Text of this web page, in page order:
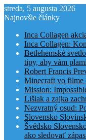
streda, 5 augusta 2026
Najnovšie články
Inca Collagen
Inca Collagen:
Betlehemské
tipy, aby vám
Robert Francis
Minecraft vo filme
Mission:
Lišiak a zajka
Nezvratný osud:
Slovensko
Švédsko
ako sledovať